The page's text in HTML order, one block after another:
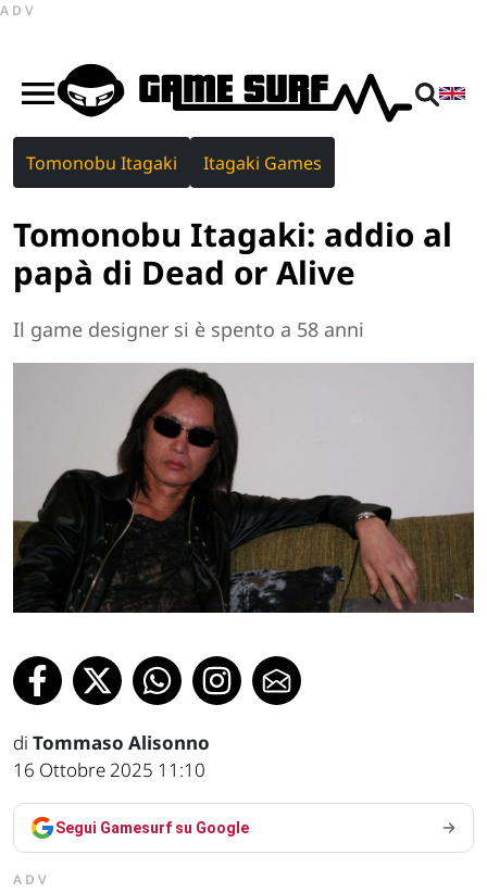
ADV
Tomonobu Itagaki Itagaki Games
Tomonobu Itagaki: addio al
papà di Dead or Alive
Il game designer si è spento a 58 anni
di Tommaso Alisonno
16 Ottobre 2025 11:10
Segui Gamesurf su Google
ADV